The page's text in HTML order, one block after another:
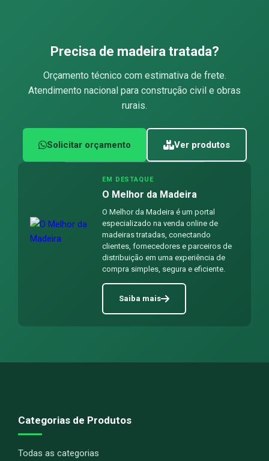
Precisa de madeira tratada?
Orçamento técnico com estimativa de frete.
Atendimento nacional para construção civil e obras
rurais.
Solicitar orçamento Ver produtos
EM DESTAQUE
O Melhor da Madeira
O Melhor da Madeira é um portal
especializado na venda online de
madeiras tratadas, conectando
clientes, fornecedores e parceiros de
distribuição em uma experiência de
compra simples, segura e eficiente.
Saiba mais
Categorias de Produtos
Todas as categorias